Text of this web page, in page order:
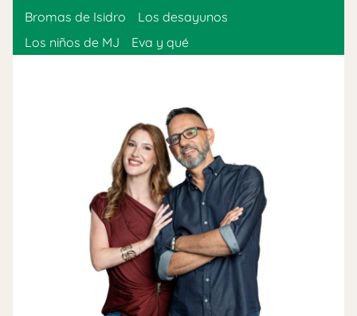
Bromas de Isidro
Los desayunos
Los niños de MJ
Eva y qué